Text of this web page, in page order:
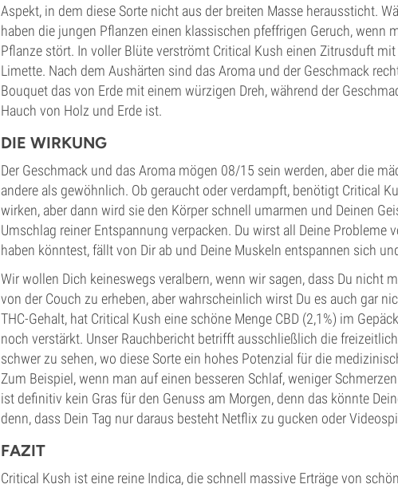
Aspekt, in dem diese Sorte nicht aus der breiten Masse heraussticht.
haben die jungen Pflanzen einen klassischen pfeffrigen Geruch, wenn
Pflanze stört. In voller Blüte verströmt Critical Kush einen Zitrusduft
Limette. Nach dem Aushärten sind das Aroma und der Geschmack
Bouquet das von Erde mit einem würzigen Dreh, während der
Hauch von Holz und Erde ist.
DIE WIRKUNG
Der Geschmack und das Aroma mögen 08/15 sein werden, aber die
andere als gewöhnlich. Ob geraucht oder verdampft, benötigt Critical
wirken, aber dann wird sie den Körper schnell umarmen und Deinen
Umschlag reiner Entspannung verpacken. Du wirst all Deine Probleme
haben könntest, fällt von Dir ab und Deine Muskeln entspannen sich
Wir wollen Dich keineswegs veralbern, wenn wir sagen, dass Du nicht
von der Couch zu erheben, aber wahrscheinlich wirst Du es auch gar
THC-Gehalt, hat Critical Kush eine schöne Menge CBD (2,1%) im
noch verstärkt. Unser Rauchbericht betrifft ausschließlich die
schwer zu sehen, wo diese Sorte ein hohes Potenzial für die
Zum Beispiel, wenn man auf einen besseren Schlaf, weniger
ist definitiv kein Gras für den Genuss am Morgen, denn das könnte
denn, dass Dein Tag nur daraus besteht Netflix zu gucken oder
FAZIT
Critical Kush ist eine reine Indica, die schnell massive Erträge von